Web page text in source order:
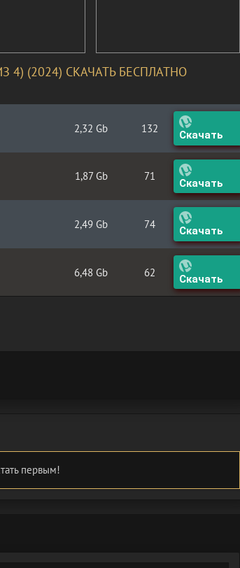
4) (2024) СКАЧАТЬ БЕСПЛАТНО
2,32 Gb 132 Скачать
1,87 Gb 71 Скачать
2,49 Gb 74 Скачать
6,48 Gb 62 Скачать
первым!